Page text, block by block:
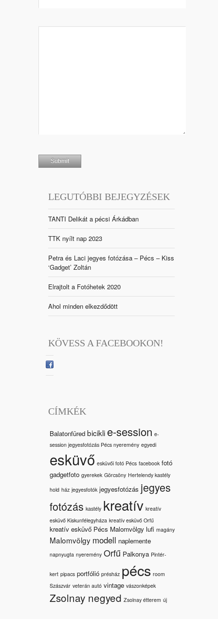
LEGUTÓBBI BEJEGYZÉSEK
TANTI Delikát a pécsi Árkádban
TTK nyílt nap 2023
Petra és Laci jegyes fotózása – Pécs – Kiss
‘Gadget’ Zoltán
Elrajtolt a Fotóhetek 2020
Ahol minden elkezdődött
KÖVESS A FACEBOOKON!
CÍMKÉK
Balatonfüred bicikli e-session e-
session jegyesfotózás Pécs nyeremény egyedi
esküvő esküvői fotó Pécs facebook fotó
gadgetfoto gyerekek Görcsöny Hertelendy kastély
hold ház jegyesfotók jegyesfotózás jegyes
fotózás kastély kreatív kreatív
esküvő Kiskunfélegyháza kreatív esküvő Orfű
kreatív esküvő Pécs Malomvölgy lufi magány
Malomvölgy modell naplemente
napnyugta nyeremény Orfű Palkonya Pintér-
kert pipacs portfólió présház pécs room
Szászvár veterán autó vintage vászonképek
Zsolnay negyed Zsolnay étterem új